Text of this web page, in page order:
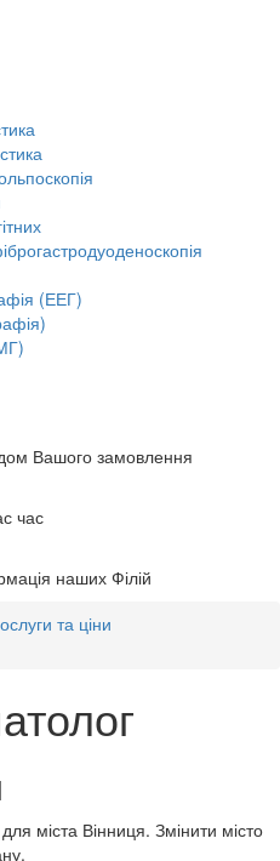
(ЕЕГ)
Вашого замовлення
час
наших Філій
та ціни
міста Вінниця. Змінити місто